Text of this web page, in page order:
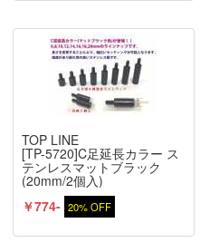
TOP LINE
[TP-5720]C足延長カラー ス
テンレスマットブラック
(20mm/2個入)
￥774- 20% OFF